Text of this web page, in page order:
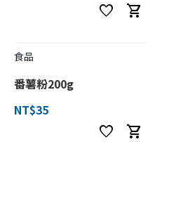
favorite shopping_cart
食品
番薯粉200g
NT$35
favorite shopping_cart